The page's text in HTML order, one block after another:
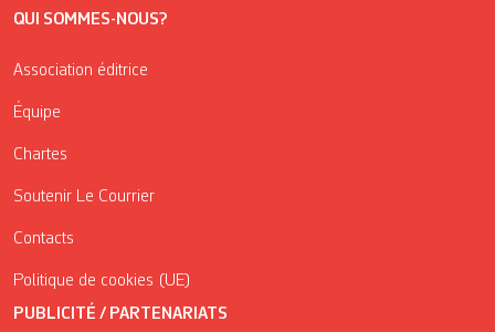
QUI SOMMES-NOUS?
Association éditrice
Équipe
Chartes
Soutenir Le Courrier
Contacts
Politique de cookies (UE)
PUBLICITÉ / PARTENARIATS